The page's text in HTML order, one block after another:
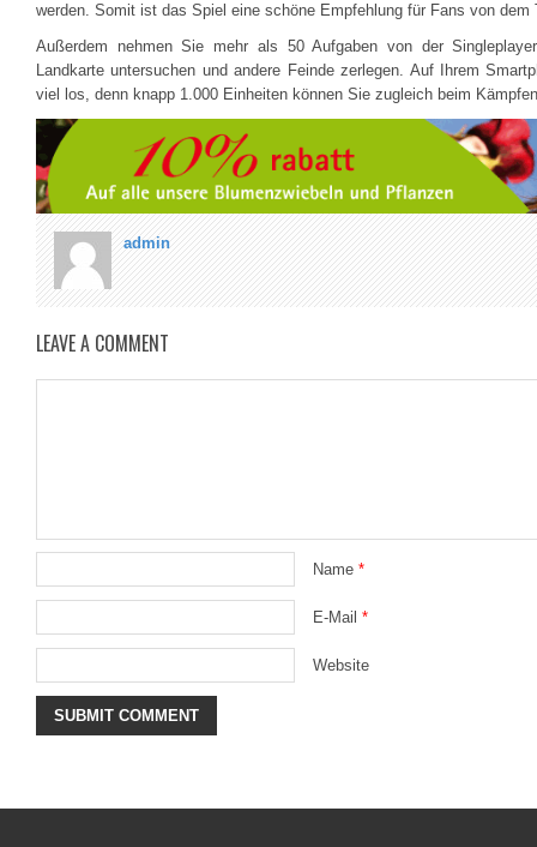
werden. Somit ist das Spiel eine schöne Empfehlung für Fans von dem
Außerdem nehmen Sie mehr als 50 Aufgaben von der
Landkarte untersuchen und andere Feinde zerlegen. Auf Ihrem
viel los, denn knapp 1.000 Einheiten können Sie zugleich beim
admin
LEAVE A COMMENT
Name *
E-Mail *
Website